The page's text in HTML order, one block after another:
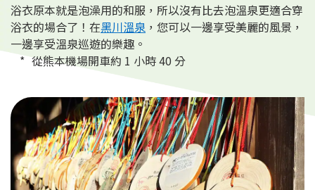
浴衣原本就是泡澡用的和服，所以沒有比去泡溫泉更適合穿
浴衣的場合了！在黑川溫泉 ，您可以一邊享受美麗的風景，
一邊享受溫泉巡遊的樂趣。
從熊本機場開車約 1 小時 40 分